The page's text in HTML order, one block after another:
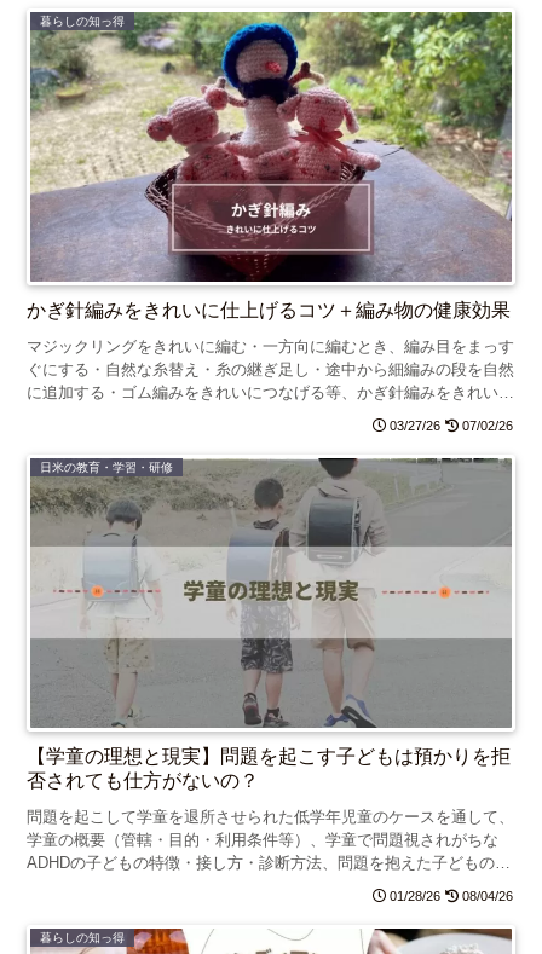
暮らしの知っ得
かぎ針編みをきれいに仕上げるコツ＋編み物の健康効果
マジックリングをきれいに編む・一方向に編むとき、編み目をまっす
ぐにする・自然な糸替え・糸の継ぎ足し・途中から細編みの段を自然
に追加する・ゴム編みをきれいにつなげる等、かぎ針編みをきれいに
仕上げるコツと編み物の健康効果をまとめました。
03/27/26 07/02/26
日米の教育・学習・研修
【学童の理想と現実】問題を起こす子どもは預かりを拒
否されても仕方がないの？
問題を起こして学童を退所させられた低学年児童のケースを通して、
学童の概要（管轄・目的・利用条件等）、学童で問題視されがちな
ADHDの子どもの特徴・接し方・診断方法、問題を抱えた子どもの預
01/28/26 08/04/26
暮らしの知っ得